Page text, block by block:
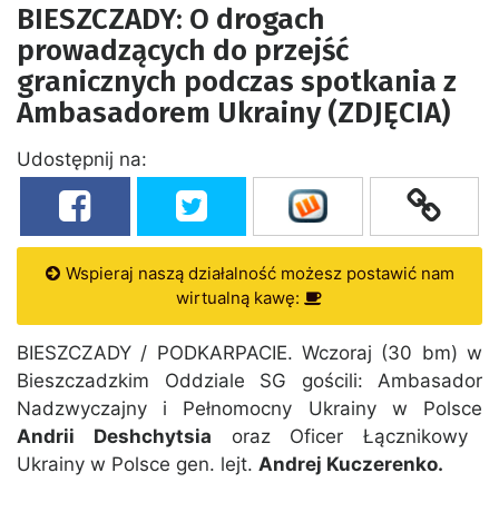
BIESZCZADY: O drogach
prowadzących do przejść
granicznych podczas spotkania z
Ambasadorem Ukrainy (ZDJĘCIA)
Udostępnij na:
Wspieraj naszą działalność możesz postawić nam
wirtualną kawę:
BIESZCZADY / PODKARPACIE. Wczoraj (30 bm) w
Bieszczadzkim Oddziale SG gościli: Ambasador
Nadzwyczajny i Pełnomocny Ukrainy w Polsce
Andrii Deshchytsia oraz Oficer Łącznikowy
Ukrainy w Polsce gen. lejt. Andrej Kuczerenko.